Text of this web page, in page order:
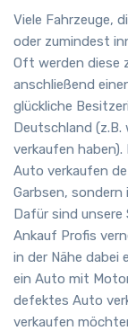
Viele Fahrzeuge,
oder zumindest
Oft werden diese
anschließend
glückliche
Deutschland
verkaufen haben).
Auto verkaufen
Garbsen, sondern
Dafür sind
Ankauf Profis
in der Nähe dabei
ein Auto mit
defektes Auto
verkaufen